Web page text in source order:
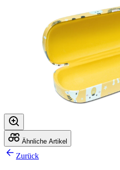
Ähnliche Artikel
Zurück